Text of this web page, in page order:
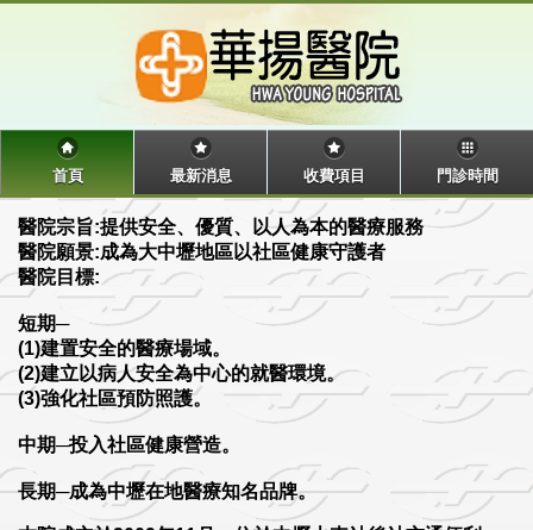
首頁 最新消息 收費項目 門診時間
醫院宗旨:提供安全、優質、以人為本的醫療服務
醫院願景:成為大中壢地區以社區健康守護者
醫院目標:
短期─
(1)建置安全的醫療場域。
(2)建立以病人安全為中心的就醫環境。
(3)強化社區預防照護。
中期─投入社區健康營造。
長期─成為中壢在地醫療知名品牌。